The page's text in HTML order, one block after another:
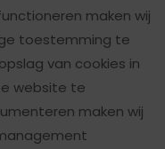
maken wij
toestemming te
van cookies in
website te
maken wij